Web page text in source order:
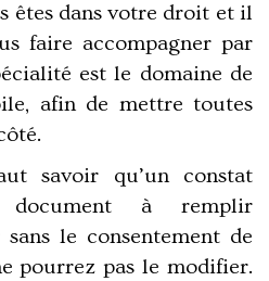
êtes dans votre droit et il
faire accompagner par
est le domaine de
afin de mettre toutes
savoir qu’un constat
à remplir
le consentement de
pourrez pas le modifier.